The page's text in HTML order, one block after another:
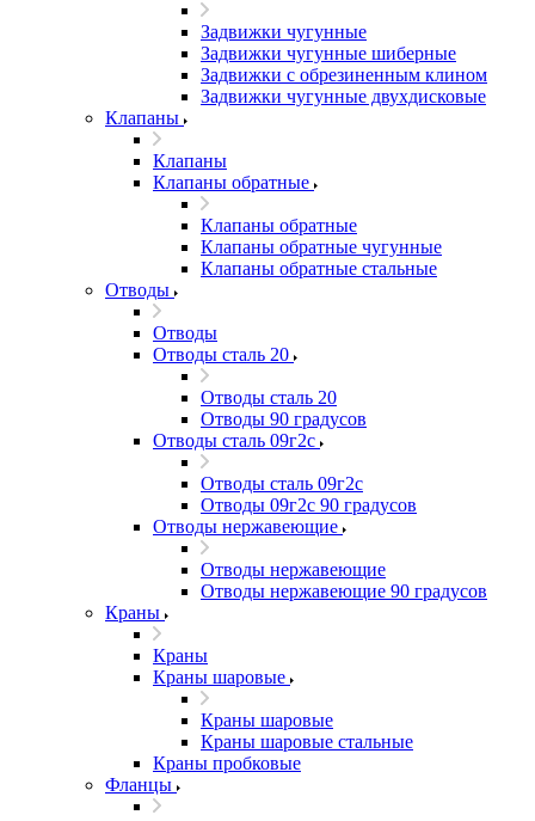
Задвижки чугунные
Задвижки чугунные шиберные
Задвижки с обрезиненным клином
Задвижки чугунные двухдисковые
Клапаны
Клапаны
Клапаны обратные
Клапаны обратные
Клапаны обратные чугунные
Клапаны обратные стальные
Отводы
Отводы
Отводы сталь 20
Отводы сталь 20
Отводы 90 градусов
Отводы сталь 09г2с
Отводы сталь 09г2с
Отводы 09г2с 90 градусов
Отводы нержавеющие
Отводы нержавеющие
Отводы нержавеющие 90 градусов
Краны
Краны
Краны шаровые
Краны шаровые
Краны шаровые стальные
Краны пробковые
Фланцы